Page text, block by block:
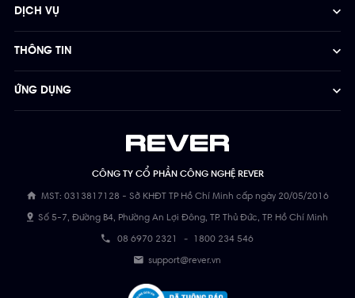
CÔNG TY CỔ PHẦN CÔNG NGHỆ REVER
MST: 0313817128 - Sở KHĐT TP Hồ Chí Minh cấp ngày 20/05/2016
Số 5-7, Đường B4, Phường An Lợi Đông, TP. Thủ Đức, TP. Hồ Chí Minh
08 6970 2321 - 1800 234 546
support@rever.vn
DỊCH VỤ
THÔNG TIN
ỨNG DỤNG